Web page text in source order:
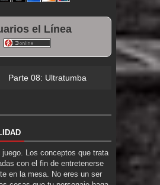
el Línea
Parte 08: Ultratumba
Los conceptos que trata
con el fin de entretenerse
en la mesa. No eres un ser